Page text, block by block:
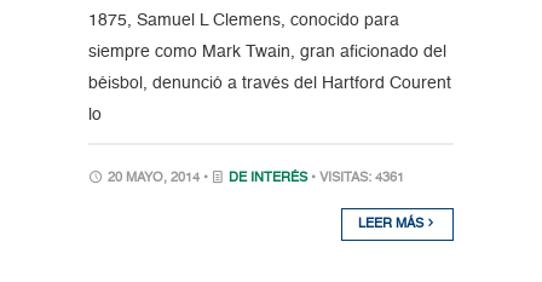
1875, Samuel L Clemens, conocido para
siempre como Mark Twain, gran aficionado del
béisbol, denunció a través del Hartford Courent
lo
20 MAYO, 2014 • DE INTERÉS • VISITAS: 4361
LEER MÁS